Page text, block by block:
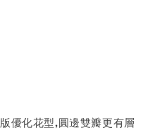
優化花型,圓邊雙瓣更有層